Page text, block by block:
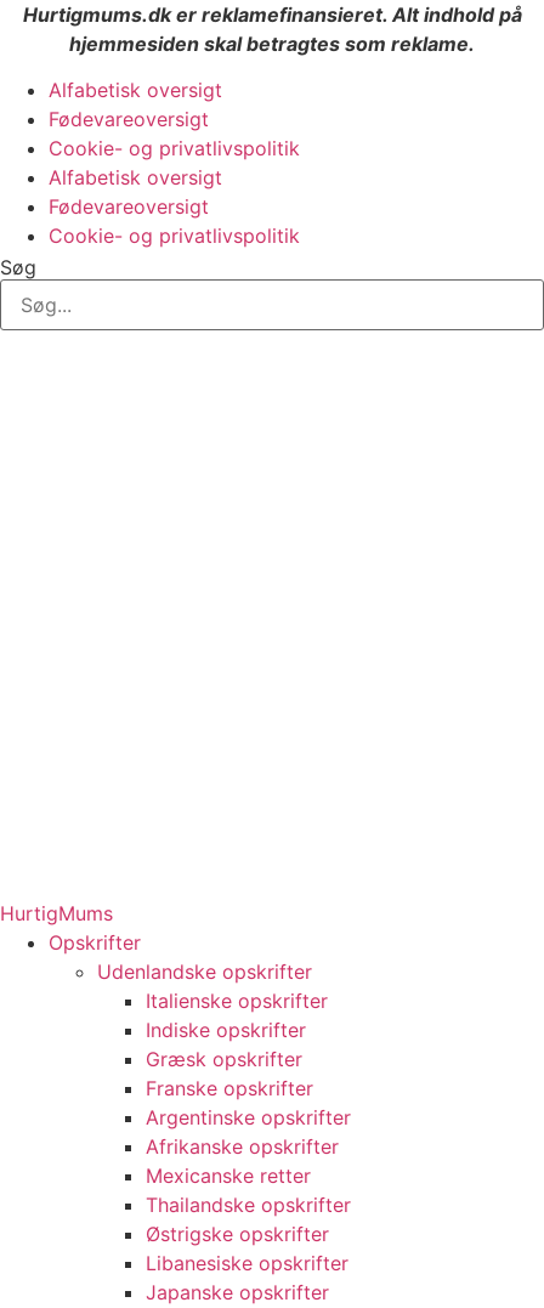
Hurtigmums.dk er reklamefinansieret. Alt indhold på
hjemmesiden skal betragtes som reklame.
Alfabetisk oversigt
Fødevareoversigt
Cookie- og privatlivspolitik
Alfabetisk oversigt
Fødevareoversigt
Cookie- og privatlivspolitik
Søg
HurtigMums
Opskrifter
Udenlandske opskrifter
Italienske opskrifter
Indiske opskrifter
Græsk opskrifter
Franske opskrifter
Argentinske opskrifter
Afrikanske opskrifter
Mexicanske retter
Thailandske opskrifter
Østrigske opskrifter
Libanesiske opskrifter
Japanske opskrifter